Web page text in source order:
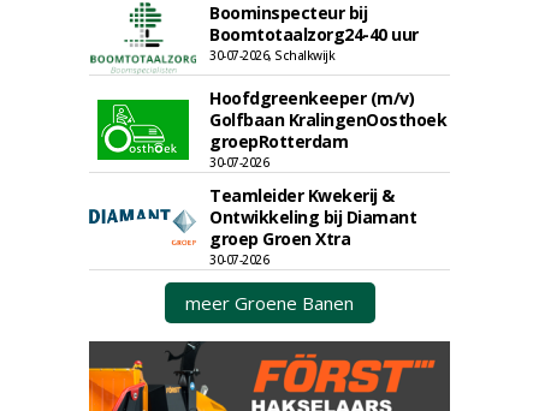
Boominspecteur bij
Boomtotaalzorg24-40 uur
30-07-2026, Schalkwijk
Hoofdgreenkeeper (m/v)
Golfbaan KralingenOosthoek
groepRotterdam
30-07-2026
Teamleider Kwekerij &
Ontwikkeling bij Diamant
groep Groen Xtra
30-07-2026
meer Groene Banen